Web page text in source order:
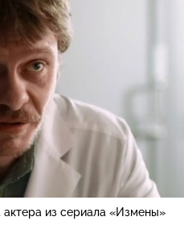
из сериала «Измены»